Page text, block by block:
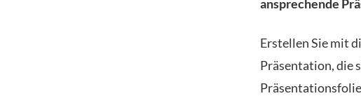
ansprechende
Erstellen Sie mit
Präsentation, die